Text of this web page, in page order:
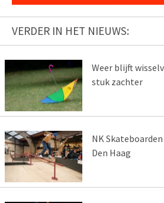
VERDER IN HET NIEUWS:
Weer blijft
stuk zachter
NK
Den Haag